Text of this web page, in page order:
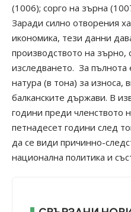
(1006); сорго на зърна
Заради силно отворения
икономика, тези данни
производството на зърно,
изследването. За пълнота
натура (в тона) за износа,
балканските държави. В
години преди членството
петнадесет години след
да се види причинно-
национална политика и